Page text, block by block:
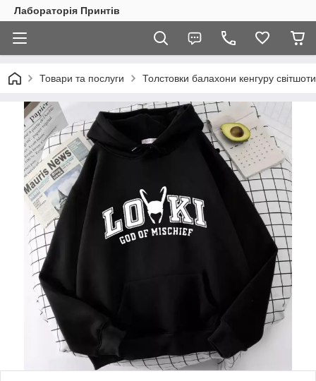
Лабораторія Принтів
Товари та послуги Толстовки балахони кенгуру світшоти